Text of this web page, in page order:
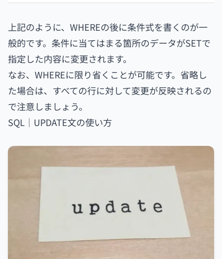
上記のように、WHEREの後に条件式を書くのが一
般的です。条件に当てはまる箇所のデータがSETで
指定した内容に変更されます。
なお、WHEREに限り省くことが可能です。省略し
た場合は、すべての行に対して変更が反映されるの
で注意しましょう。
SQL｜UPDATE文の使い方